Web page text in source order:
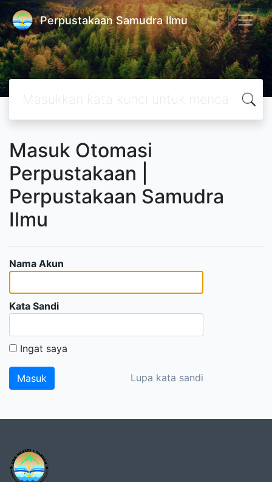
Perpustakaan Samudra Ilmu
Masuk Otomasi
Perpustakaan |
Perpustakaan Samudra
Ilmu
Nama Akun
Kata Sandi
Ingat saya
Lupa kata sandi